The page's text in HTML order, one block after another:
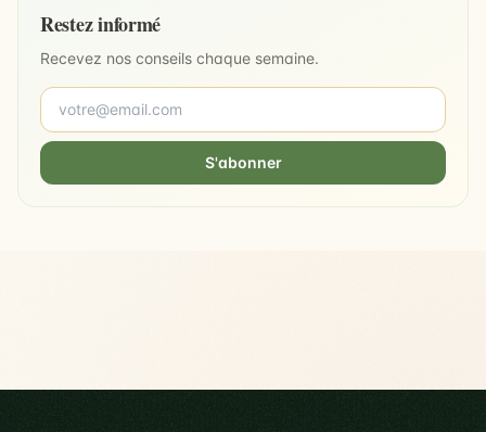
Restez informé
Recevez nos conseils chaque semaine.
S'abonner